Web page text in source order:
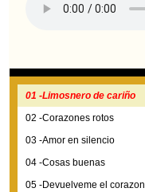
01 -Limosnero de cariño
02 -Corazones rotos
03 -Amor en silencio
04 -Cosas buenas
05 -Devuelveme el corazon